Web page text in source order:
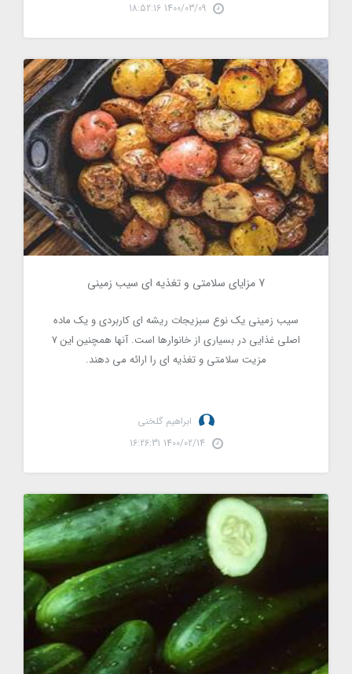
1400/03/09 18:52:16
7 مزایای سلامتی و تغذیه ای سیب زمینی
سیب زمینی یک نوع سبزیجات ریشه ای کاربردی و یک ماده
اصلی غذایی در بسیاری از خانوارها است. آنها همچنین این 7
مزیت سلامتی و تغذیه ای را ارائه می دهند.
ابراهیم گلخنی
1400/02/14 16:26:31